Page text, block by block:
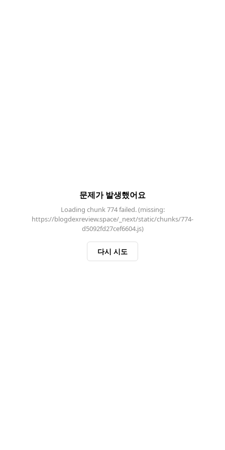
문제가 발생했어요
Loading chunk 774 failed. (missing:
https://blogdexreview.space/_next/static/chunks/774-
d5092fd27cef6604.js)
다시 시도